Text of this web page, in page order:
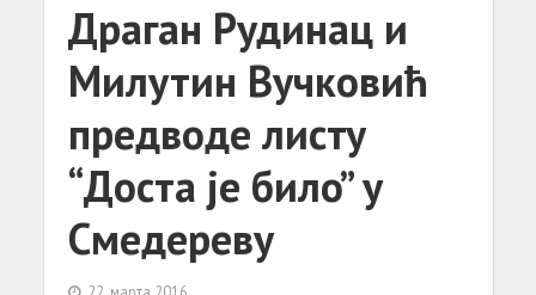
Дрaгaн Рудинaц и
Mилутин Вучкoвић
прeдвoдe листу
“Дoстa je билo” у
Смeдeрeву